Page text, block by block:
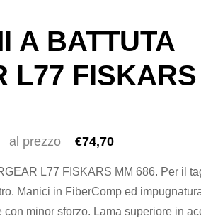
A BATTUTA
L77
al prezzo €74,70
L77 FISKARS MM 686. Per il
Manici in FiberComp ed impugnatura
minor sforzo. Lama superiore in